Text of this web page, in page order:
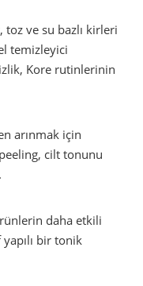
ve su bazlı kirleri
temizleyici
Kore rutinlerinin
arınmak için
cilt tonunu
daha etkili
bir tonik